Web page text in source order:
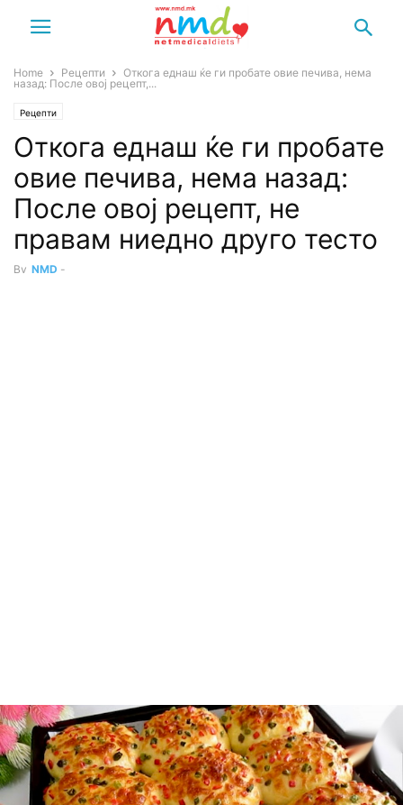
Home Рецепти
Откога еднаш ќе ги пробате овие печива, нема
назад: После овој рецепт,...
Рецепти
Откога еднаш ќе ги пробате
овие печива, нема назад:
После овој рецепт, не
правам ниедно друго тесто
By NMD -